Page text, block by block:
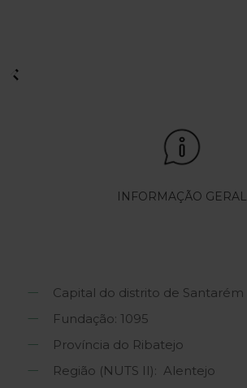
INFORMAÇÃO GERAL
Capital do distrito de Santarém
Fundação: 1095
Província do Ribatejo
Região (NUTS II): Alentejo